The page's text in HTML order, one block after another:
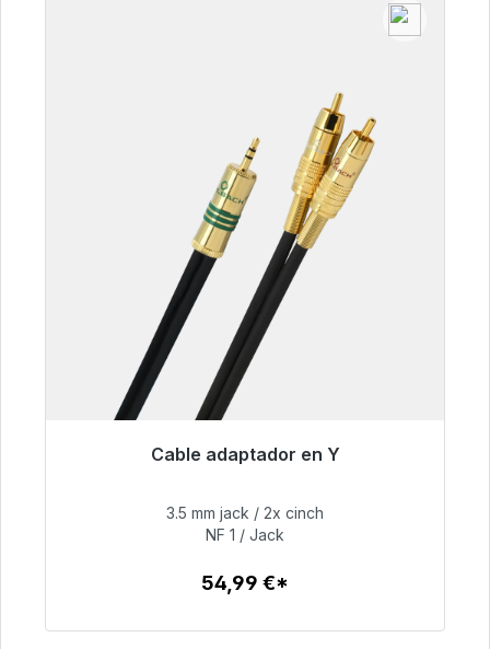
Cable adaptador en Y
Listo para envío inmediato, plazo de entrega
54,99 €
3.5 mm jack / 2x cinch
NF 1 / Jack
54,99 €*